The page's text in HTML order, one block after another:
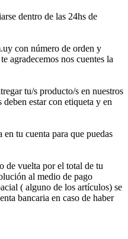
dentro de las 24hs de
con número de orden y
agradecemos nos cuentes la
tu/s producto/s en nuestros
estar con etiqueta y en
tu cuenta para que puedas
de vuelta por el total de tu
al medio de pago
( alguno de los artículos) se
bancaria en caso de haber